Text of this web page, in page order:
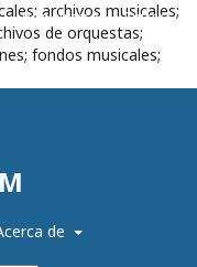
archivos musicales;
de orquestas;
fondos musicales;
de
Registrarse Entrar